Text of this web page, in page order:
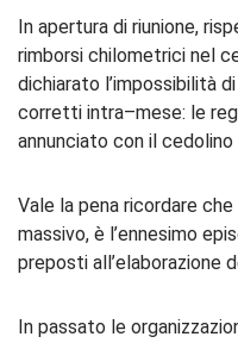
In apertura di riunione,
rimborsi chilometrici nel
dichiarato l’impossibilità
corretti intra–mese: le
annunciato con il cedolino
Vale la pena ricordare
massivo, è l’ennesimo
preposti all’elaborazione
In passato le